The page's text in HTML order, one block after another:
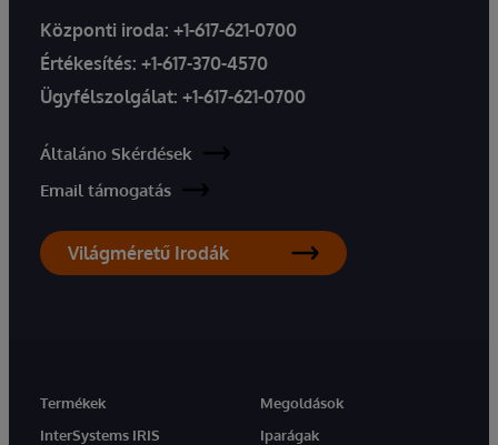
Központi iroda: +1-617-621-0700
Értékesítés: +1-617-370-4570
Ügyfélszolgálat: +1-617-621-0700
Általáno Skérdések
Email támogatás
Világméretű Irodák
Termékek
InterSystems IRIS
Megoldások
Iparágak